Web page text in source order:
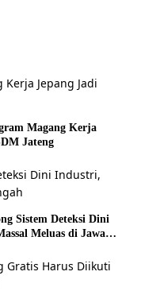
Magang Kerja
Jateng
Sistem Deteksi Dini
Meluas di Jawa